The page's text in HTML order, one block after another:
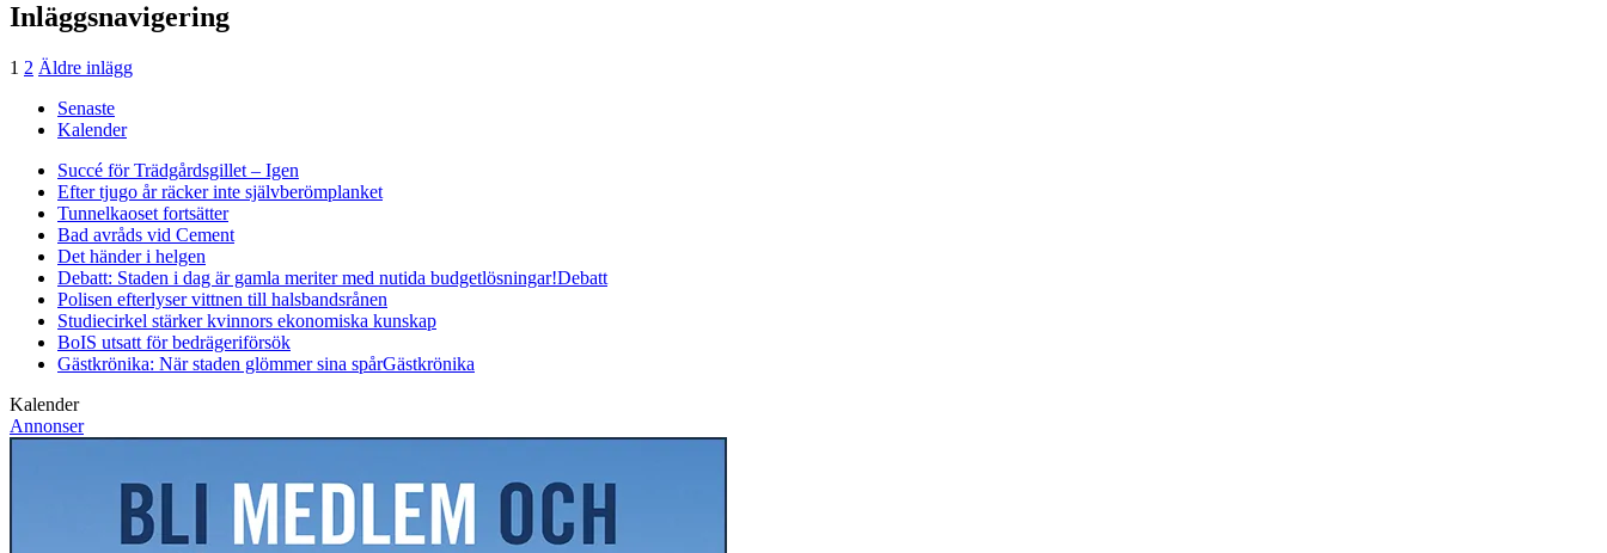
Inläggsnavigering
1 2 Äldre inlägg
Senaste
Kalender
Succé för Trädgårdsgillet – Igen
Efter tjugo år räcker inte självberömplanket
Tunnelkaoset fortsätter
Bad avråds vid Cement
Det händer i helgen
Debatt: Staden i dag är gamla meriter med nutida budgetlösningar!Debatt
Polisen efterlyser vittnen till halsbandsrånen
Studiecirkel stärker kvinnors ekonomiska kunskap
BoIS utsatt för bedrägeriförsök
Gästkrönika: När staden glömmer sina spårGästkrönika
Kalender
Annonser